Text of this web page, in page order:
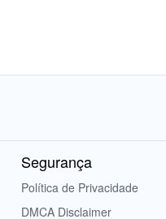
Segurança
Política de Privacidade
DMCA Disclaimer